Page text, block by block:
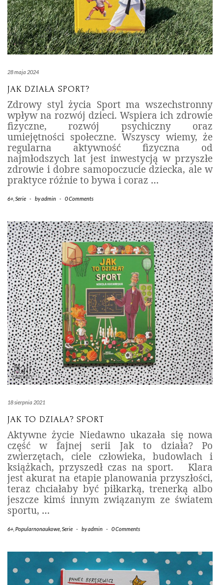
28 maja 2024
JAK DZIAŁA SPORT?
Zdrowy styl życia Sport ma wszechstronny
wpływ na rozwój dzieci. Wspiera ich zdrowie
fizyczne, rozwój psychiczny oraz
umiejętności społeczne. Wszyscy wiemy, że
regularna aktywność fizyczna od
najmłodszych lat jest inwestycją w przyszłe
zdrowie i dobre samopoczucie dziecka, ale w
praktyce różnie to bywa i coraz …
6+ Serie - byadmin - 0 Comments
18 sierpnia 2021
JAK TO DZIAŁA? SPORT
Aktywne życie Niedawno ukazała się nowa
część w fajnej serii Jak to działa? Po
zwierzętach, ciele człowieka, budowlach i
książkach, przyszedł czas na sport. Klara
jest akurat na etapie planowania przyszłości,
teraz chciałaby być piłkarką, trenerką albo
jeszcze kimś innym związanym ze światem
sportu, …
6+ Popularnonaukowe Serie - byadmin - 0 Comments